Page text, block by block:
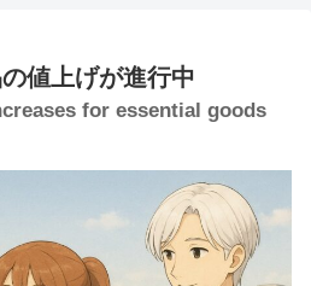
値上げが進行中
for essential goods